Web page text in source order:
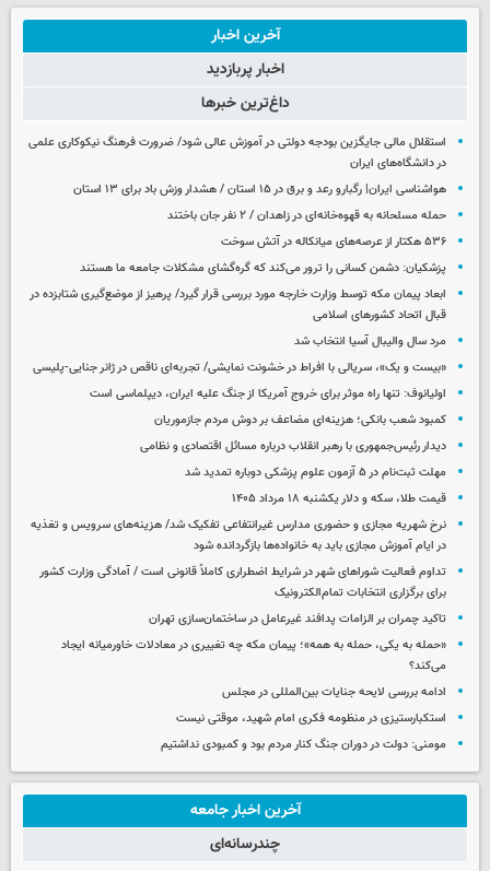
آخرین اخبار
اخبار پربازدید
داغ‌ترین خبرها
استقلال مالی جایگزین بودجه دولتی در آموزش عالی شود/ ضرورت فرهنگ نیکوکاری علمی
در دانشگاه‌های ایران
هواشناسی ایران| رگبارو رعد و برق در ۱۵ استان / هشدار وزش باد برای ۱۳ استان‌
حمله مسلحانه به قهوه‌خانه‌ای در زاهدان / ۲ نفر جان باختند
۵۳۶ هکتار از عرصه‌های میانکاله در آتش سوخت
پزشکیان: دشمن کسانی را ترور می‌کند که گره‌گشای مشکلات جامعه ما هستند
ابعاد پیمان مکه توسط وزارت خارجه مورد بررسی قرار گیرد/ پرهیز از موضع‌گیری شتابزده در
قبال اتحاد کشورهای اسلامی
مرد سال والیبال آسیا انتخاب شد
«بیست و یک»، سریالی با افراط در خشونت نمایشی/ تجربه‌ای ناقص در ژانر جنایی-پلیسی
اولیانوف: تنها راه موثر برای خروج آمریکا از جنگ علیه ایران، دیپلماسی است
کمبود شعب بانکی؛ هزینه‌ای مضاعف بر دوش مردم جازموریان
دیدار رئیس‌جمهوری با رهبر انقلاب درباره مسائل اقتصادی و نظامی
مهلت ثبت‌نام در ۵ آزمون علوم پزشکی دوباره تمدید شد
قیمت طلا، سکه و دلار یکشنبه ۱۸ مرداد ۱۴۰۵
نرخ شهریه مجازی و حضوری مدارس غیرانتفاعی تفکیک شد/ هزینه‌های سرویس و تغذیه
در ایام آموزش مجازی باید به خانواده‌ها بازگردانده شود
تداوم فعالیت شوراهای شهر در شرایط اضطراری کاملاً قانونی است / آمادگی وزارت کشور
برای برگزاری انتخابات تمام‌الکترونیک
تاکید چمران بر الزامات پدافند غیرعامل در ساختمان‌سازی تهران
«حمله به یکی، حمله به همه»؛ پیمان مکه چه تغییری در معادلات خاورمیانه ایجاد
می‌کند؟
ادامه بررسی لایحه جنایات بین‌المللی در مجلس
استکبارستیزی در منظومه فکری امام شهید، موقتی نیست
مومنی: دولت در دوران جنگ کنار مردم بود و کمبودی نداشتیم
آخرین اخبار جامعه
چندرسانه‌ای